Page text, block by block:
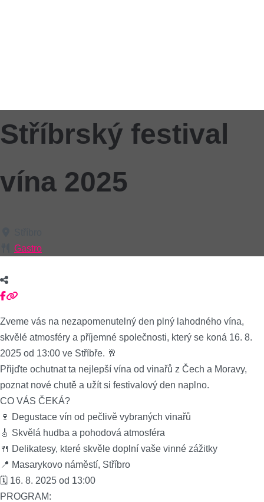
Stříbrský festival
vína 2025
Gastro
Zveme vás na nezapomenutelný den plný lahodného vína,
skvělé atmosféry a příjemné společnosti, který se koná 16. 8.
2025 od 13:00 ve Stříbře. 🥂
Přijďte ochutnat ta nejlepší vína od vinařů z Čech a Moravy,
poznat nové chutě a užít si festivalový den naplno.
CO VÁS ČEKÁ?
🍷 Degustace vín od pečlivě vybraných vinařů
🎸 Skvělá hudba a pohodová atmosféra
🍴 Delikatesy, které skvěle doplní vaše vinné zážitky
📍 Masarykovo náměstí, Stříbro
🗓 16. 8. 2025 od 13:00
PROGRAM: